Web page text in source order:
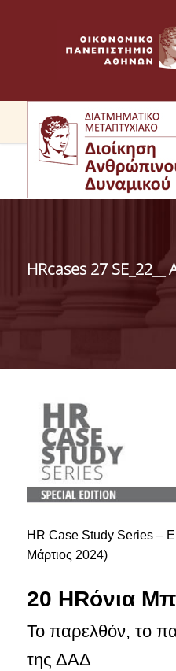
ΧΑΙΡΕΤΙΣΜΟΣ
ΧΑΙΡΕΤΙΣΜΟΣ
ΜΑΘΗΜΑΤΑ
ΟΔΗΓΟΣ ΣΠΟΥΔΩΝ
TESTIMONIALS
ΥΠΟΨΗΦΙΟΙ
ΑΙΤΗΣΕΙΣ
ΔΙΔΑΚΤΡΑ -
HRcases 27
HR Case Study Series
Μάρτιος 2024)
20 HRόνια
Το παρελθόν, το
της ΔΑΔ